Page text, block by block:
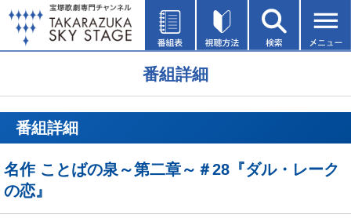
番組詳細
番組詳細
名作 ことばの泉～第二章～＃28『ダル・レーク
の恋』